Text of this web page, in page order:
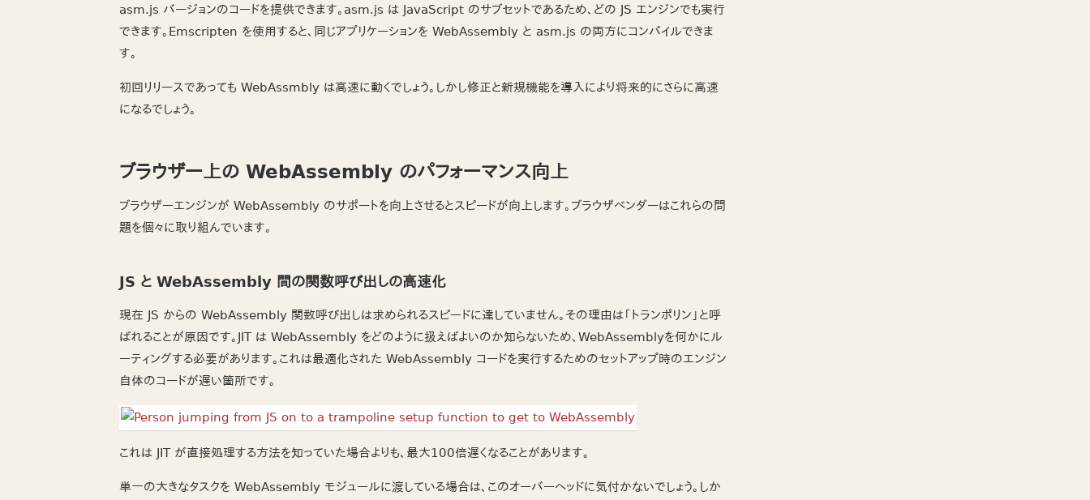
asm.js バージョンのコードを提供できます。asm.js は JavaScript のサブセットであるため、どの JS エンジンでも実行
できます。Emscripten を使用すると、同じアプリケーションを WebAssembly と asm.js の両方にコンパイルできま
す。
初回リリースであっても WebAssmbly は高速に動くでしょう。しかし修正と新規機能を導入により将来的にさらに高速
になるでしょう。
ブラウザー上の WebAssembly のパフォーマンス向上
ブラウザーエンジンが WebAssembly のサポートを向上させるとスピードが向上します。ブラウザベンダーはこれらの問
題を個々に取り組んでいます。
JS と WebAssembly 間の関数呼び出しの高速化
現在 JS からの WebAssembly 関数呼び出しは求められるスピードに達していません。その理由は「トランポリン」と呼
ばれることが原因です。JIT は WebAssembly をどのように扱えばよいのか知らないため、WebAssemblyを何かにル
ーティングする必要があります。これは最適化された WebAssembly コードを実行するためのセットアップ時のエンジン
自体のコードが遅い箇所です。
これは JIT が直接処理する方法を知っていた場合よりも、最大100倍遅くなることがあります。
単一の大きなタスクを WebAssembly モジュールに渡している場合は、このオーバーヘッドに気付かないでしょう。しか